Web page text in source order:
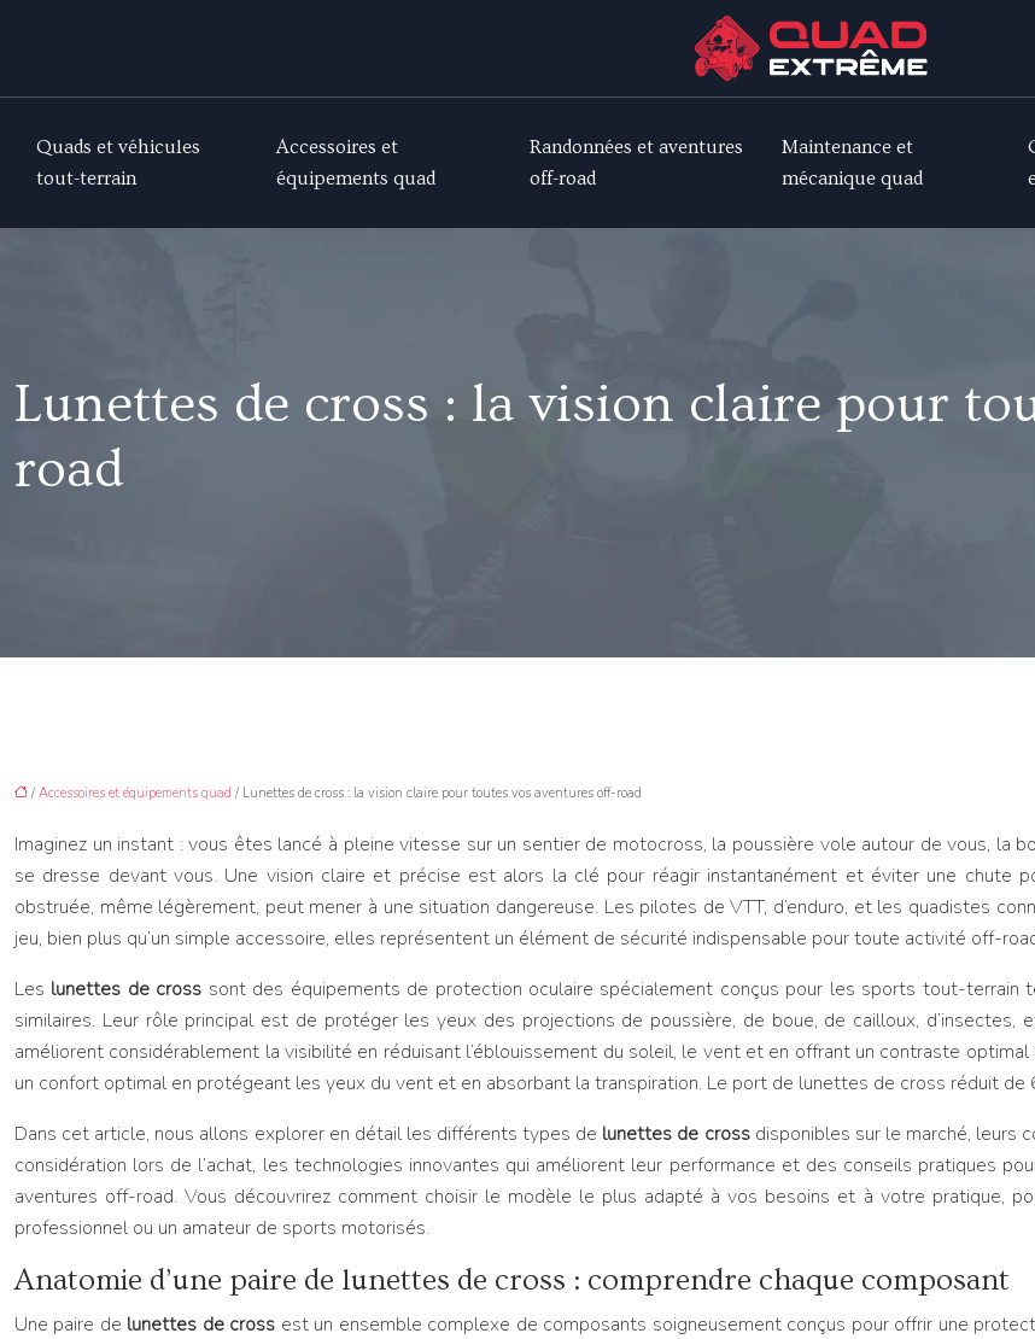
Quads et véhicules
tout-terrain
Accessoires et
équipements quad
Randonnées et aventures
off-road
Maintenance et
mécanique quad
Lunettes de cross : la vision claire pour
road
/ Accessoires et équipements quad / Lunettes de cross : la vision claire pour toutes vos aventures off-road
Imaginez un instant : vous êtes lancé à pleine vitesse sur un sentier de motocross, la poussière vole autour de vous, la
se dresse devant vous. Une vision claire et précise est alors la clé pour réagir instantanément et éviter une chute
obstruée, même légèrement, peut mener à une situation dangereuse. Les pilotes de VTT, d’enduro, et les quadistes
jeu, bien plus qu’un simple accessoire, elles représentent un élément de sécurité indispensable pour toute activité off-
Les lunettes de cross sont des équipements de protection oculaire spécialement conçus pour les sports tout-terrain
similaires. Leur rôle principal est de protéger les yeux des projections de poussière, de boue, de cailloux,
améliorent considérablement la visibilité en réduisant l’éblouissement du soleil, le vent et en offrant un contraste
un confort optimal en protégeant les yeux du vent et en absorbant la transpiration. Le port de lunettes de cross réduit
Dans cet article, nous allons explorer en détail les différents types de lunettes de cross disponibles sur le marché, leurs
considération lors de l’achat, les technologies innovantes qui améliorent leur performance et des conseils pratiques
aventures off-road. Vous découvrirez comment choisir le modèle le plus adapté à vos besoins et à votre pratique,
professionnel ou un amateur de sports motorisés.
Anatomie d’une paire de lunettes de cross : comprendre chaque composant
Une paire de lunettes de cross est un ensemble complexe de composants soigneusement conçus pour offrir une